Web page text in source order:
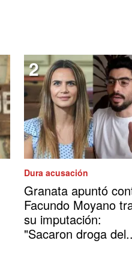
Dura acusación
Granata apuntó
Facundo Moyano
su imputación:
"Sacaron droga